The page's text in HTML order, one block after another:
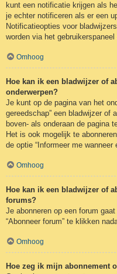
kunt een notificatie krijgen als
je echter notificeren als er een
Notificatieopties voor
worden via het gebruikerspaneel
Omhoog
Hoe kan ik een bladwijzer of
onderwerpen?
Je kunt op de pagina van het
gereedschap” een bladwijzer of
boven- als onderaan de pagina
Het is ook mogelijk te
de optie “Informeer me
Omhoog
Hoe kan ik een bladwijzer of
forums?
Je abonneren op een forum
“Abonneer forum” te klikken
Omhoog
Hoe zeg ik mijn abonnement